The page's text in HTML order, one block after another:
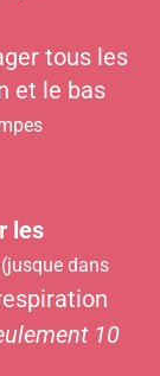
tous les
et le bas
les
(jusque dans
10